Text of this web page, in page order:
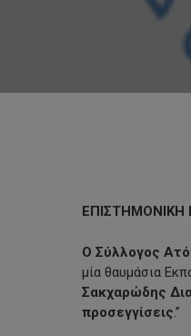
Ο Σύλλογος
μία θαυμάσια
Σακχαρώδης
προσεγγίσεις.”